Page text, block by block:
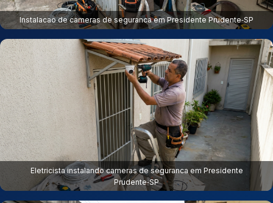
Instalacao de cameras de seguranca em Presidente Prudente‑SP
Eletricista instalando cameras de seguranca em Presidente
Prudente‑SP